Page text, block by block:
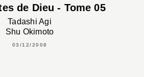
de Dieu - Tome 05
Tadashi Agi
Shu Okimoto
03/12/2008